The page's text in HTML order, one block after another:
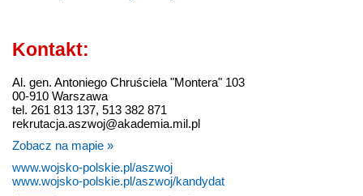
Kontakt:
Al. gen. Antoniego Chruściela "Montera" 103
00-910 Warszawa
tel. 261 813 137, 513 382 871
rekrutacja.aszwoj@akademia.mil.pl
Zobacz na mapie »
www.wojsko-polskie.pl/aszwoj
www.wojsko-polskie.pl/aszwoj/kandydat